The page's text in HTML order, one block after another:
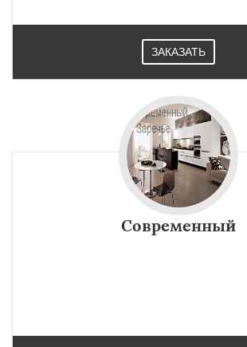
ЗАКАЗАТЬ
Современный